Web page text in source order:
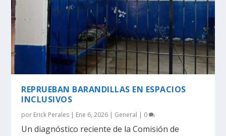
REPRUEBAN BARANDILLAS EN ESPACIOS
INCLUSIVOS
por Erick Perales | Ene 6, 2026 | General | 0
Un diagnóstico reciente de la Comisión de